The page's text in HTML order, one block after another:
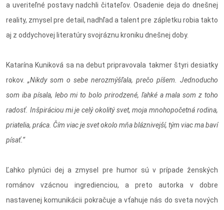
a uveriteľné postavy nadchli čitateľov. Osadenie deja do dnešnej
reality, zmysel pre detail, nadhľad a talent pre zápletku robia takto
aj z oddychovej literatúry svojráznu kroniku dnešnej doby.
Katarína Kuniková sa na debut pripravovala takmer štyri desiatky
rokov. „Nikdy som o sebe nerozmýšľala, prečo píšem. Jednoducho
som iba písala, lebo mi to bolo prirodzené, ľahké a mala som z toho
radosť. Inšpiráciou mi je celý okolitý svet, moja mnohopočetná rodina,
priatelia, práca. Čím viac je svet okolo mňa bláznivejší, tým viac ma baví
písať.“
Ľahko plynúci dej a zmysel pre humor sú v prípade ženských
románov vzácnou ingredienciou, a preto autorka v dobre
nastavenej komunikácii pokračuje a vťahuje nás do sveta nových